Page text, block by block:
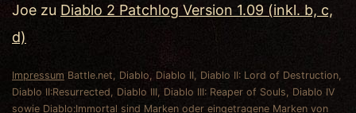
Joe zu Diablo 2 Patchlog Version 1.09 (inkl. b, c,
d)
Impressum Battle.net, Diablo, Diablo II, Diablo II: Lord of Destruction,
Diablo II:Resurrected, Diablo III, Diablo III: Reaper of Souls, Diablo IV
sowie Diablo:Immortal sind Marken oder eingetragene Marken von